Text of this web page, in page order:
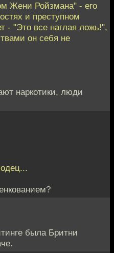
Жени Ройзмана" - его
и преступном
- "Это все наглая ложь!",
он себя не
наркотики, люди
была Бритни